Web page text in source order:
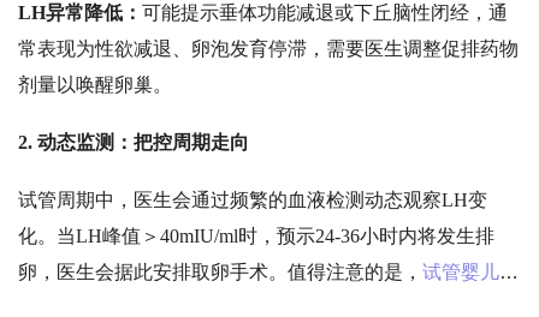
LH异常降低： 可能提示垂体功能减退或下丘脑性闭经，通
常表现为性欲减退、卵泡发育停滞，需要医生调整促排药物
剂量以唤醒卵巢。
2. 动态监测：把控周期走向
试管周期中，医生会通过频繁的血液检测动态观察LH变
化。当LH峰值＞40mIU/ml时，预示24-36小时内将发生排
卵，医生会据此安排取卵手术。值得注意的是， 试管婴儿促